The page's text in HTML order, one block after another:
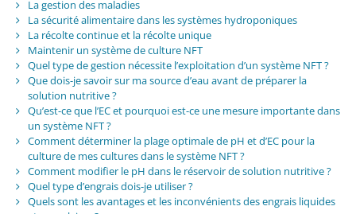
La gestion des maladies
La sécurité alimentaire dans les systèmes hydroponiques
La récolte continue et la récolte unique
Maintenir un système de culture NFT
Quel type de gestion nécessite l’exploitation d’un système NFT ?
Que dois-je savoir sur ma source d’eau avant de préparer la
solution nutritive ?
Qu’est-ce que l’EC et pourquoi est-ce une mesure importante dans
un système NFT ?
Comment déterminer la plage optimale de pH et d’EC pour la
culture de mes cultures dans le système NFT ?
Comment modifier le pH dans le réservoir de solution nutritive ?
Quel type d’engrais dois-je utiliser ?
Quels sont les avantages et les inconvénients des engrais liquides